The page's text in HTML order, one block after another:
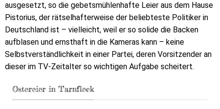
ausgesetzt, so die gebetsmühlenhafte Leier aus dem Hause
Pistorius, der rätselhafterweise der beliebteste Politiker in
Deutschland ist – vielleicht, weil er so solide die Backen
aufblasen und ernsthaft in die Kameras kann – keine
Selbstverständlichkeit in einer Partei, deren Vorsitzender an
dieser im TV-Zeitalter so wichtigen Aufgabe scheitert.
Ostereier in Tarnfleck